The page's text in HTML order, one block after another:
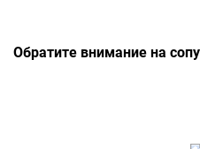
Обратите внимание на